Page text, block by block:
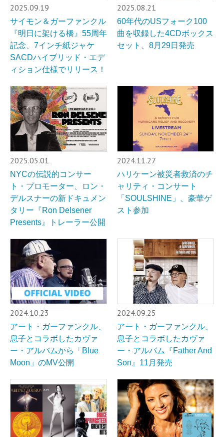
2025.09.19
サイモン＆ガーファンクル
『明日に架ける橋』55周年
記念、7インチ紙ジャケ
SACDハイブリッド・エデ
ィション仕様でリリース！
2025.08.21
60年代のUSフォーク100
曲を収録した4CDボックス
セット、8月29日発売
2025.05.01
NYCの伝説的コンサー
ト・プロモーター、ロン・
デルスナーの新ドキュメン
タリー『Ron Delsener
Presents』トレーラー公開
2024.11.27
ハリケーン被災者救済のチ
ャリティ・コンサート
「SOULSHINE」、豪華ゲ
スト参加
2024.10.23
アート・ガーファンクル、
息子とコラボしたカヴァ
ー・アルバムから「Blue
Moon」のMV公開
2024.09.25
アート・ガーファンクル、
息子とコラボしたカヴァ
ー・アルバム『Father And
Son』11月発売